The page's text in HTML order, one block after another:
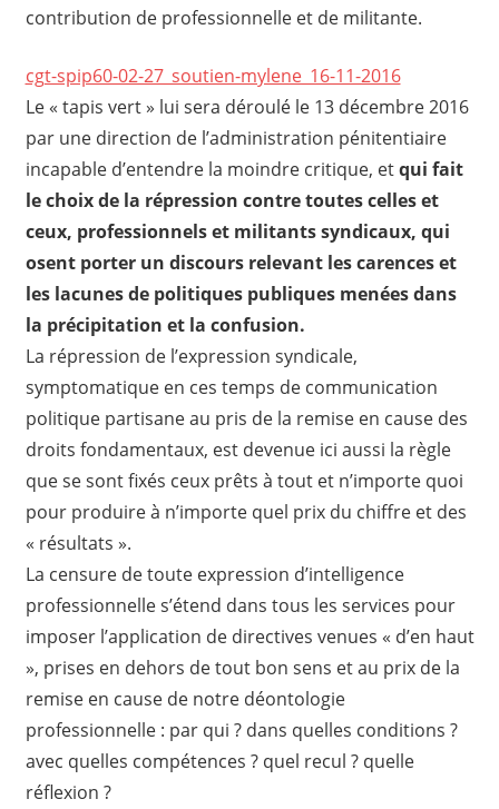
contribution de professionnelle et de militante.
cgt-spip60-02-27_soutien-mylene_16-11-2016
Le « tapis vert » lui sera déroulé le 13 décembre 2016
par une direction de l’administration pénitentiaire
incapable d’entendre la moindre critique, etqui fait
le choix de la répression contre toutes celles et
ceux, professionnels et militants syndicaux, qui
osent porter un discours relevant les carences et
les lacunes de politiques publiques menées dans
la précipitation et la confusion.
La répression de l’expression syndicale,
symptomatique en ces temps de communication
politique partisane au pris de la remise en cause des
droits fondamentaux, est devenue ici aussi la règle
que se sont fixés ceux prêts à tout et n’importe quoi
pour produire à n’importe quel prix du chiffre et des
« résultats ».
La censure de toute expression d’intelligence
professionnelle s’étend dans tous les services pour
imposer l’application de directives venues « d’en haut
», prises en dehors de tout bon sens et au prix de la
remise en cause de notre déontologie
professionnelle : par qui ? dans quelles conditions ?
avec quelles compétences ? quel recul ? quelle
réflexion ?